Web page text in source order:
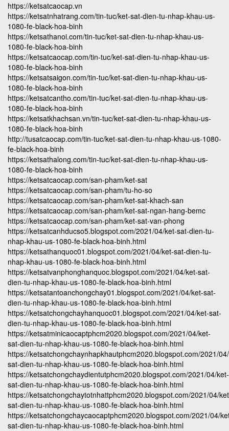
https://ketsatcaocap.vn
https://ketsatnhatrang.com/tin-tuc/ket-sat-dien-tu-nhap-khau-us-
1080-fe-black-hoa-binh
https://ketsathanoi.com/tin-tuc/ket-sat-dien-tu-nhap-khau-us-
1080-fe-black-hoa-binh
https://ketsatcaocap.com/tin-tuc/ket-sat-dien-tu-nhap-khau-us-
1080-fe-black-hoa-binh
https://ketsatsaigon.com/tin-tuc/ket-sat-dien-tu-nhap-khau-us-
1080-fe-black-hoa-binh
https://ketsatcantho.com/tin-tuc/ket-sat-dien-tu-nhap-khau-us-
1080-fe-black-hoa-binh
https://ketsatkhachsan.vn/tin-tuc/ket-sat-dien-tu-nhap-khau-us-
1080-fe-black-hoa-binh
http://tusatcaocap.com/tin-tuc/ket-sat-dien-tu-nhap-khau-us-1080-
fe-black-hoa-binh
https://ketsathalong.com/tin-tuc/ket-sat-dien-tu-nhap-khau-us-
1080-fe-black-hoa-binh
https://ketsatcaocap.com/san-pham/ket-sat
https://ketsatcaocap.com/san-pham/tu-ho-so
https://ketsatcaocap.com/san-pham/ket-sat-khach-san
https://ketsatcaocap.com/san-pham/ket-sat-ngan-hang-bemc
https://ketsatcaocap.com/san-pham/ket-sat-van-phong
https://ketsatcanhducso5.blogspot.com/2021/04/ket-sat-dien-tu-
nhap-khau-us-1080-fe-black-hoa-binh.html
https://ketsathanquoc01.blogspot.com/2021/04/ket-sat-dien-tu-
nhap-khau-us-1080-fe-black-hoa-binh.html
https://ketsatvanphonghanquoc.blogspot.com/2021/04/ket-sat-
dien-tu-nhap-khau-us-1080-fe-black-hoa-binh.html
https://ketsatantoanchongchay01.blogspot.com/2021/04/ket-sat-
dien-tu-nhap-khau-us-1080-fe-black-hoa-binh.html
https://ketsatchongchayhanquoc01.blogspot.com/2021/04/ket-sat-
dien-tu-nhap-khau-us-1080-fe-black-hoa-binh.html
https://ketsatminicaocaptphcm2020.blogspot.com/2021/04/ket-
sat-dien-tu-nhap-khau-us-1080-fe-black-hoa-binh.html
https://ketsatchongchaynhapkhautphcm2020.blogspot.com/2021/
sat-dien-tu-nhap-khau-us-1080-fe-black-hoa-binh.html
https://ketsatchongchaydientutphcm2020.blogspot.com/2021/04/ket-
sat-dien-tu-nhap-khau-us-1080-fe-black-hoa-binh.html
https://ketsatchongchaytotnhattphcm2020.blogspot.com/2021/04/
sat-dien-tu-nhap-khau-us-1080-fe-black-hoa-binh.html
https://ketsatchongchaycaocaptphcm2020.blogspot.com/2021/04/
sat-dien-tu-nhap-khau-us-1080-fe-black-hoa-binh.html